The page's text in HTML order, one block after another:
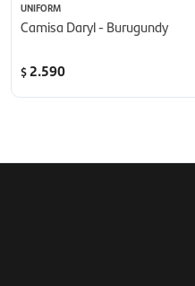
UNIFORM
Camisa Daryl - Burugundy
$2.590